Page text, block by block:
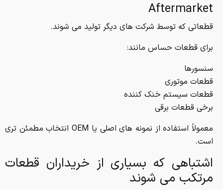
Aftermarket
قطعاتی که توسط شرکت های دیگر تولید می شوند.
برای قطعات حساس مانند:
سنسورها
قطعات موتوری
قطعات سیستم خنک کننده
برخی قطعات برقی
معمولاً استفاده از نمونه های اصلی یا OEM انتخاب مطمئن تری
است.
اشتباهی که بسیاری از خریداران قطعات
مرتکب می شوند